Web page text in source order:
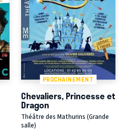
PROCHAINEMENT
Chevaliers, Princesse et
Dragon
Théâtre des Mathurins (Grande
salle)